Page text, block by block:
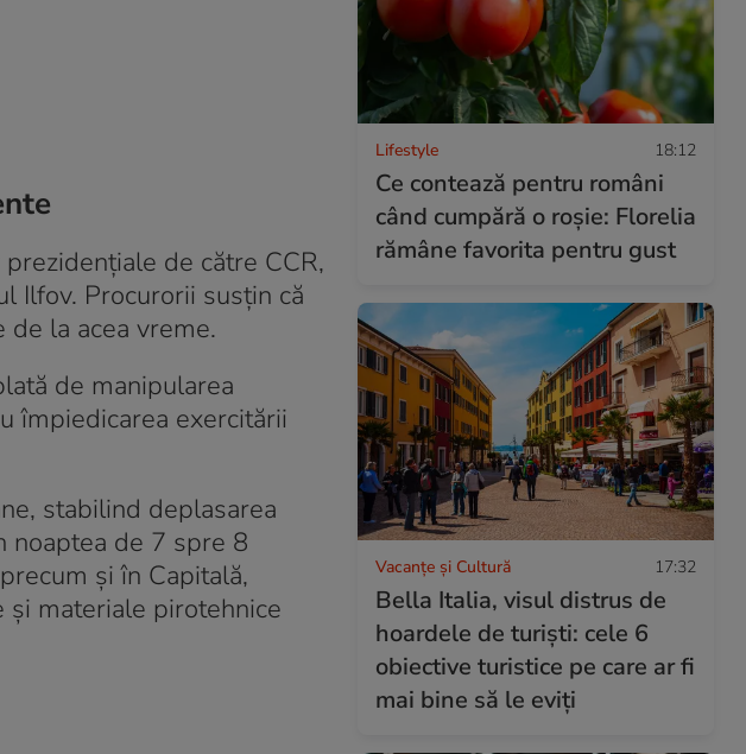
de către CCR,
Ilfov. Procurorii susţin că
la acea vreme.
de manipularea
împiedicarea exercitării
stabilind deplasarea
noaptea de 7 spre 8
şi în Capitală,
materiale pirotehnice
Lifestyle 18:12
Ce contează pentru români
când cumpără o roșie: Florelia
rămâne favorita pentru gust
Vacanțe și Cultură 17:32
Bella Italia, visul distrus de
hoardele de turiști: cele 6
obiective turistice pe care ar fi
mai bine să le eviți